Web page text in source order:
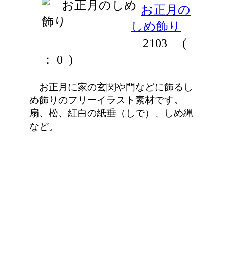
お正月の
しめ飾り
2103
(
： 0 )
お正月に家の玄関や門などに飾るし
め飾りのフリーイラスト素材です。
扇、松、紅白の紙垂（しで）、しめ縄
など。